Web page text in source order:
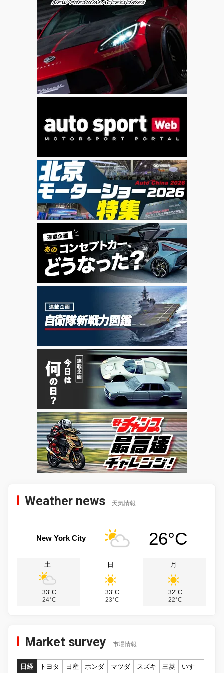
Weather news 天気情報
New York City 26°C
土
33°C
24°C
日
33°C
23°C
月
32°C
22°C
Market survey 市場情報
日経 トヨタ 日産 ホンダ マツダ スズキ 三菱
いすゞ